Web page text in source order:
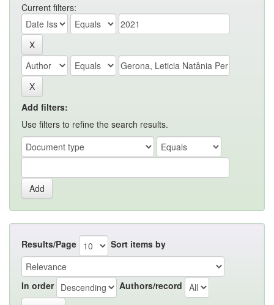
Current filters:
Add filters:
Use filters to refine the search results.
Results/Page Sort items by
In order Authors/record